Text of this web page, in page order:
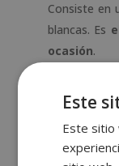
Consiste en
blancas. Es
ocasión.
puntiagudas
look
eventos
destacar.
Este
Este sitio